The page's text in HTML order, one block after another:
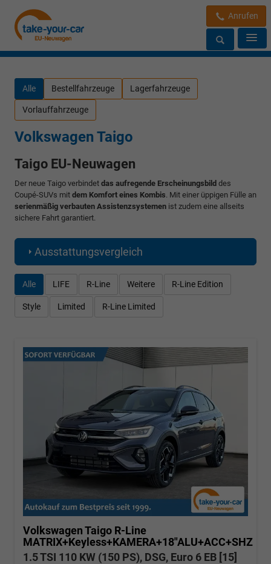
Anrufen
Alle Bestellfahrzeuge Lagerfahrzeuge
Vorlauffahrzeuge
Volkswagen Taigo
Taigo EU-Neuwagen
Der neue Taigo verbindet das aufregende Erscheinungsbild des
Coupé-SUVs mit dem Komfort eines Kombis . Mit einer üppigen Fülle an
serienmäßig verbauten Assistenzsystemen ist zudem eine allseits
sichere Fahrt garantiert.
Ausstattungsvergleich
Alle LIFE R-Line Weitere R-Line Edition
Style Limited R-Line Limited
Volkswagen Taigo R-Line
MATRIX+Keyless+KAMERA+18"ALU+ACC+SHZ
1.5 TSI 110 KW (150 PS), DSG, Euro 6 EB [15]